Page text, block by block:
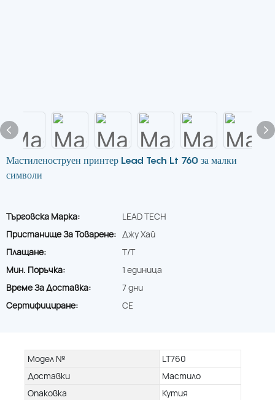
Мастиленоструен принтер Lead Tech Lt 760 за малки
символи
Търговска Марка:
LEAD TECH
Пристанище За Товарене: Джу Хай
Плащане:
T/T
Мин. Поръчка:
1 единица
Време За Доставка:
7 дни
Сертифициране:
CE
Модел №
LT760
Доставки
Мастило
Опаковка
Кутия